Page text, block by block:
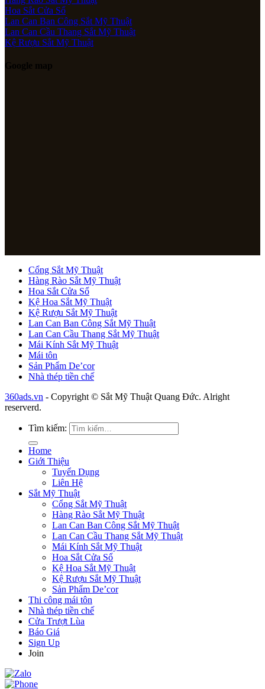
Hoa Sắt Cửa Sổ
Lan Can Ban Công Sắt Mỹ Thuật
Lan Can Cầu Thang Sắt Mỹ Thuật
Kệ Rượu Sắt Mỹ Thuật
Google map
Cổng Sắt Mỹ Thuật
Hàng Rào Sắt Mỹ Thuật
Hoa Sắt Cửa Sổ
Kệ Hoa Sắt Mỹ Thuật
Kệ Rượu Sắt Mỹ Thuật
Lan Can Ban Công Sắt Mỹ Thuật
Lan Can Cầu Thang Sắt Mỹ Thuật
Mái Kính Sắt Mỹ Thuật
Mái tôn
Sản Phẩm De’cor
Nhà thép tiền chế
360ads.vn - Copyright © Sắt Mỹ Thuật Quang Đức. Alright
reserverd.
Tìm kiếm:
Home
Giới Thiệu
Tuyển Dụng
Liên Hệ
Sắt Mỹ Thuật
Cổng Sắt Mỹ Thuật
Hàng Rào Sắt Mỹ Thuật
Lan Can Ban Công Sắt Mỹ Thuật
Lan Can Cầu Thang Sắt Mỹ Thuật
Mái Kính Sắt Mỹ Thuật
Hoa Sắt Cửa Sổ
Kệ Hoa Sắt Mỹ Thuật
Kệ Rượu Sắt Mỹ Thuật
Sản Phẩm De’cor
Thi công mái tôn
Nhà thép tiền chế
Cửa Trượt Lùa
Báo Giá
Sign Up
Join